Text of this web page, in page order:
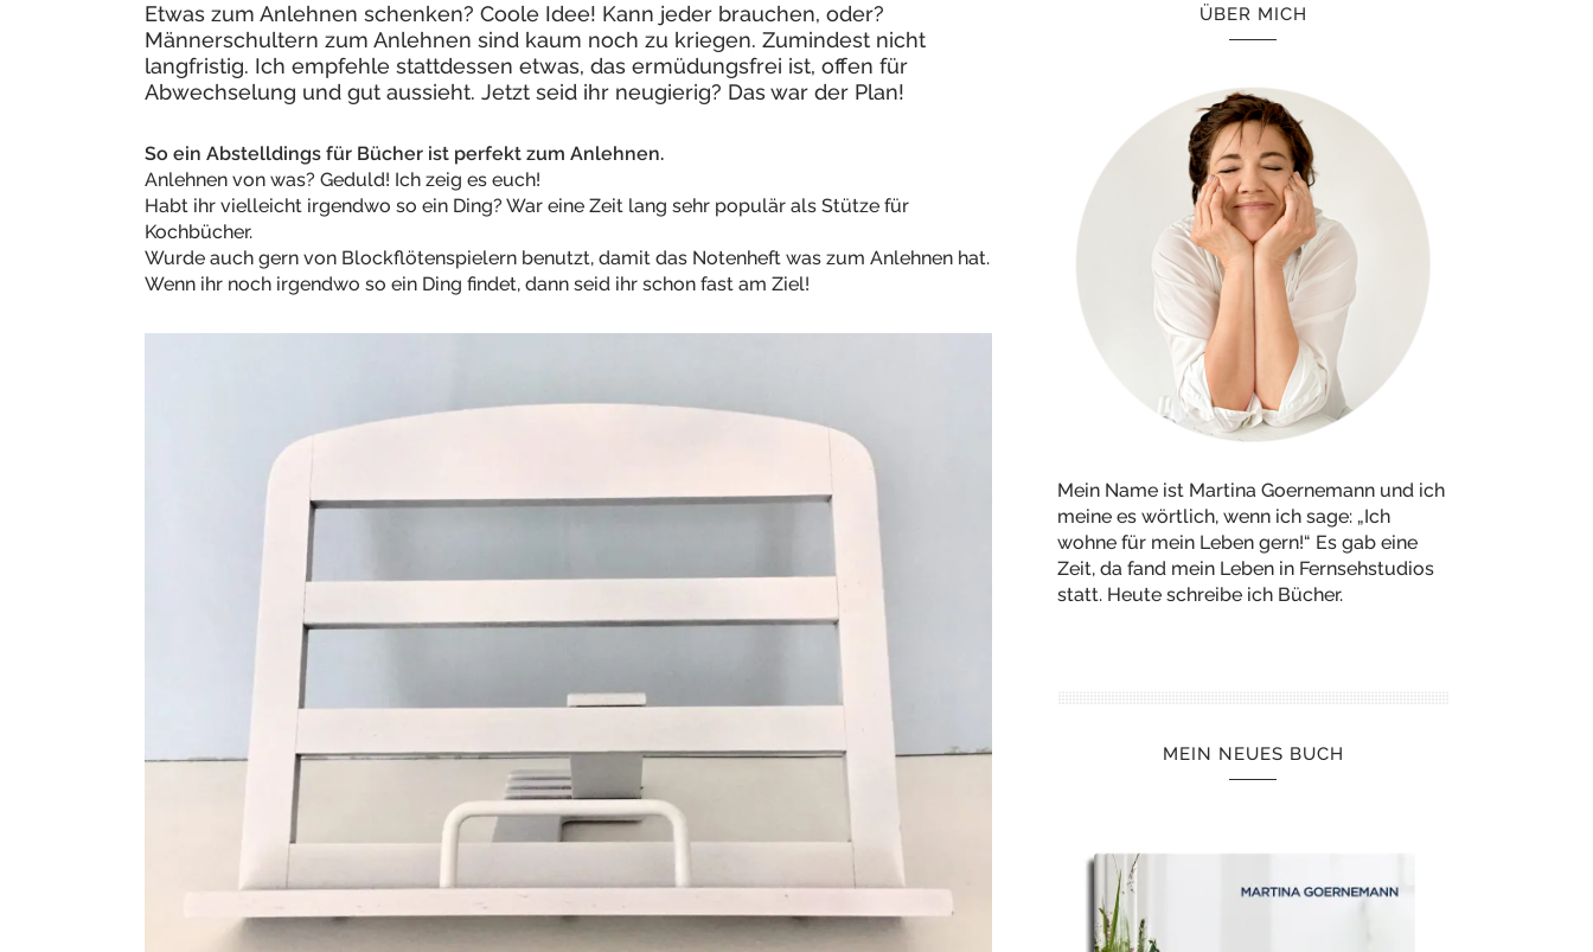
Etwas zum Anlehnen schenken? Coole Idee! Kann jeder brauchen, oder?
Männerschultern zum Anlehnen sind kaum noch zu kriegen. Zumindest nicht
langfristig. Ich empfehle stattdessen etwas, das ermüdungsfrei ist, offen für
Abwechselung und gut aussieht. Jetzt seid ihr neugierig? Das war der Plan!
So ein Abstelldings für Bücher ist perfekt zum Anlehnen.
Anlehnen von was? Geduld! Ich zeig es euch!
Habt ihr vielleicht irgendwo so ein Ding? War eine Zeit lang sehr populär als Stütze für
Kochbücher.
Wurde auch gern von Blockflötenspielern benutzt, damit das Notenheft was zum Anlehnen hat.
Wenn ihr noch irgendwo so ein Ding findet, dann seid ihr schon fast am Ziel!
ÜBER MICH
Mein Name ist Martina Goernemann und ich
meine es wörtlich, wenn ich sage: „Ich
wohne für mein Leben gern!“ Es gab eine
Zeit, da fand mein Leben in Fernsehstudios
statt. Heute schreibe ich Bücher.
MEIN NEUES BUCH